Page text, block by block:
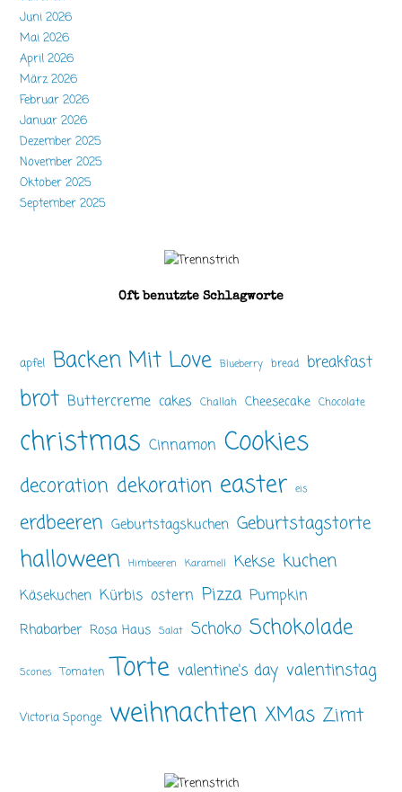
Juni 2026
Mai 2026
April 2026
März 2026
Februar 2026
Januar 2026
Dezember 2025
November 2025
Oktober 2025
September 2025
Oft benutzte Schlagworte
apfel Backen Mit Love Blueberry bread breakfast
brot Buttercreme cakes Challah Cheesecake Chocolate
christmas Cinnamon Cookies
decoration dekoration easter eis
erdbeeren Geburtstagskuchen Geburtstagstorte
halloween Himbeeren Karamell Kekse kuchen
Käsekuchen Kürbis ostern Pizza Pumpkin
Rhabarber Rosa Haus Salat Schoko Schokolade
Scones Tomaten Torte valentine's day valentinstag
Victoria Sponge weihnachten XMas Zimt